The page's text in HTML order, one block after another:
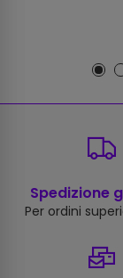
Spedizione
Per ordini